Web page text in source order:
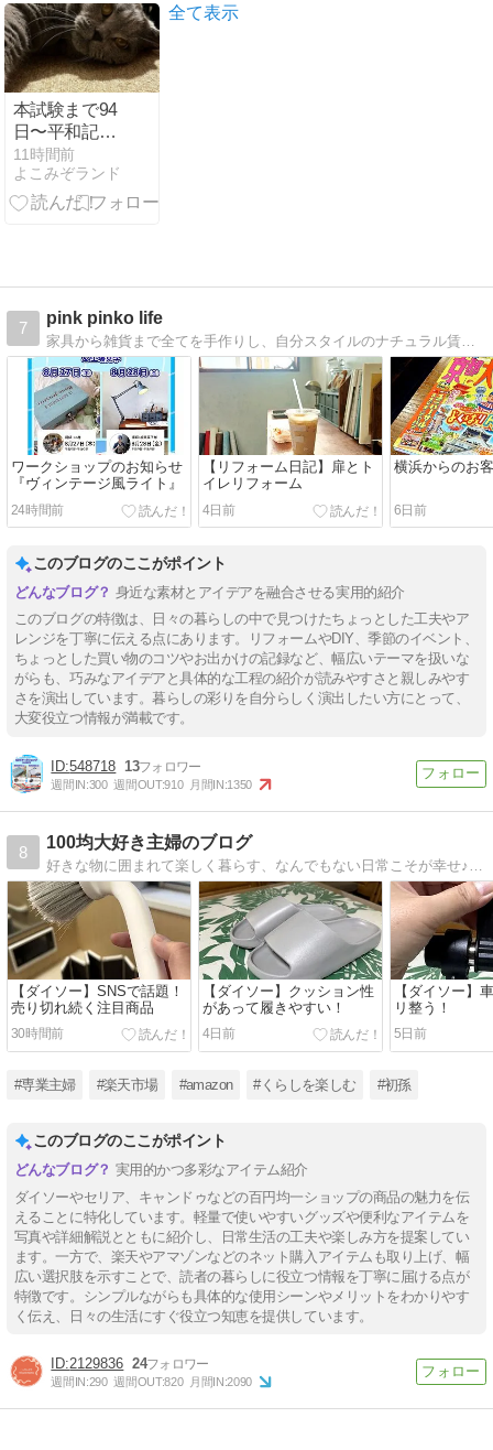
本試験まで94
日〜平和記念
日に見ておき
たい過去問
11時間前
よこみぞランド
全て表示
7
pink pinko life
家具から雑貨まで全てを手作りし、自分スタイルのナチュラル賃貸マンションライフを楽しんでいます。
ワークショップのお知らせ
『ヴィンテージ風ライト』
24時間前
【リフォーム日記】扉とト
イレリフォーム
4日前
横浜からのお
6日前
このブログのここがポイント
身近な素材とアイデアを融合させる実用的紹介
このブログの特徴は、日々の暮らしの中で見つけたちょっとした工夫やア
レンジを丁寧に伝える点にあります。リフォームやDIY、季節のイベント、
ちょっとした買い物のコツやお出かけの記録など、幅広いテーマを扱いな
がらも、巧みなアイデアと具体的な工程の紹介が読みやすさと親しみやす
さを演出しています。暮らしの彩りを自分らしく演出したい方にとって、
大変役立つ情報が満載です。
548718 13
週間IN:300 週間OUT:910 月間IN:1350
8
100均大好き主婦のブログ
好きな物に囲まれて楽しく暮らす、なんでもない日常こそが幸せ♪昨年、初孫が誕生しました！ babaなっても100均生活を楽しんでいます♪
【ダイソー】SNSで話題！
売り切れ続く注目商品
30時間前
【ダイソー】クッション性
があって履きやすい！
4日前
【ダイソー】
リ整う！
5日前
#専業主婦 #楽天市場 #amazon #くらしを楽しむ #初孫
このブログのここがポイント
実用的かつ多彩なアイテム紹介
ダイソーやセリア、キャンドゥなどの百円均一ショップの商品の魅力を伝
えることに特化しています。軽量で使いやすいグッズや便利なアイテムを
写真や詳細解説とともに紹介し、日常生活の工夫や楽しみ方を提案してい
ます。一方で、楽天やアマゾンなどのネット購入アイテムも取り上げ、幅
広い選択肢を示すことで、読者の暮らしに役立つ情報を丁寧に届ける点が
特徴です。シンプルながらも具体的な使用シーンやメリットをわかりやす
く伝え、日々の生活にすぐ役立つ知恵を提供しています。
2129836 24
週間IN:290 週間OUT:820 月間IN:2090